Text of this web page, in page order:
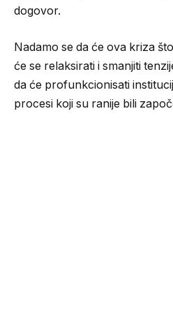
dogovor.
Nadamo se da će ova kriza
će se relaksirati i smanjiti
da će profunkcionisati
procesi koji su ranije bili